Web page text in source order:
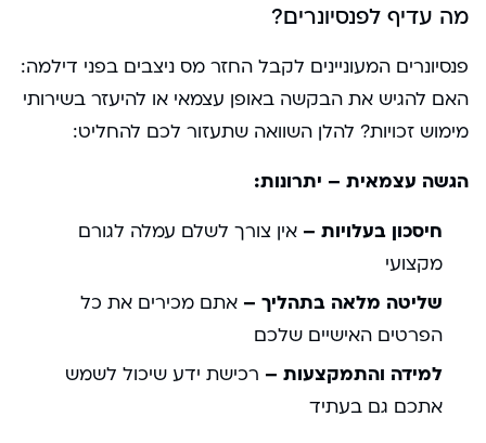
מה עדיף לפנסיונרים?
פנסיונרים המעוניינים לקבל החזר מס ניצבים בפני דילמה:
האם להגיש את הבקשה באופן עצמאי או להיעזר בשירותי
מימוש זכויות? להלן השוואה שתעזור לכם להחליט:
הגשה עצמאית – יתרונות:
חיסכון בעלויות – אין צורך לשלם עמלה לגורם
מקצועי
שליטה מלאה בתהליך – אתם מכירים את כל
הפרטים האישיים שלכם
למידה והתמקצעות – רכישת ידע שיכול לשמש
אתכם גם בעתיד